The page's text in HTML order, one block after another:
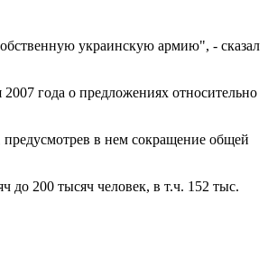
украинскую армию", - сказал
года о предложениях относительно
в нем сокращение общей
до 200 тысяч человек, в т.ч. 152 тыс.